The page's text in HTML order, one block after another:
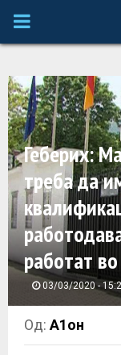
P
I
M
A
R
M
Геберих:
треба да
работат
03/03/2020 -
Од:А1он